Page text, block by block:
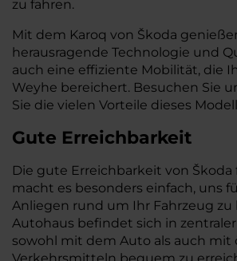
zu fahren.
Mit dem Karoq von Škoda
herausragende Technologie und
auch eine effiziente Mobilität, die
Weyhe bereichert. Besuchen Sie
Sie die vielen Vorteile dieses
Gute Erreichbarkeit
Die gute Erreichbarkeit von Škoda
macht es besonders einfach, uns
Anliegen rund um Ihr Fahrzeug zu
Autohaus befindet sich in
sowohl mit dem Auto als auch mit